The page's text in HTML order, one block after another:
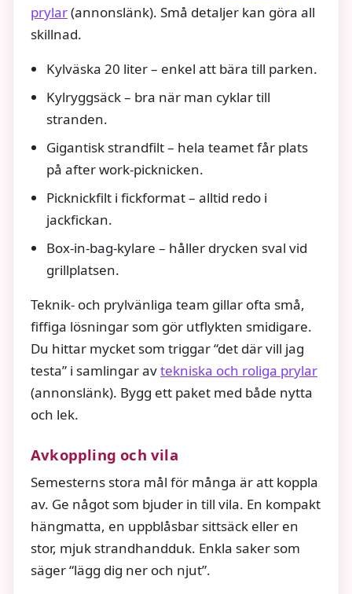
prylar(annonslänk). Små detaljer kan göra all
skillnad.
Kylväska 20 liter – enkel att bära till parken.
Kylryggsäck – bra när man cyklar till
stranden.
Gigantisk strandfilt – hela teamet får plats
på after work-picknicken.
Picknickfilt i fickformat – alltid redo i
jackfickan.
Box-in-bag-kylare – håller drycken sval vid
grillplatsen.
Teknik- och prylvänliga team gillar ofta små,
fiffiga lösningar som gör utflykten smidigare.
Du hittar mycket som triggar “det där vill jag
testa” i samlingar avtekniska och roliga prylar
(annonslänk). Bygg ett paket med både nytta
och lek.
Avkoppling och vila
Semesterns stora mål för många är att koppla
av. Ge något som bjuder in till vila. En kompakt
hängmatta, en uppblåsbar sittsäck eller en
stor, mjuk strandhandduk. Enkla saker som
säger “lägg dig ner och njut”.